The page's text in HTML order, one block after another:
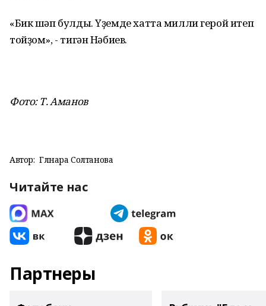
«Бик шәп булды. Үҙемде хатта милли герой итеп
тойҙом», - тигән Нәбиев.
Фото: Т. Аманов
Автор: Гөлнара Солтанова
Читайте нас
Партнеры